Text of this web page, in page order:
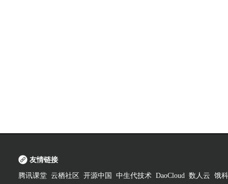
友情链接
腾讯课堂 云栖社区 开源中国 中生代技术 DaoCloud 数人云 饿